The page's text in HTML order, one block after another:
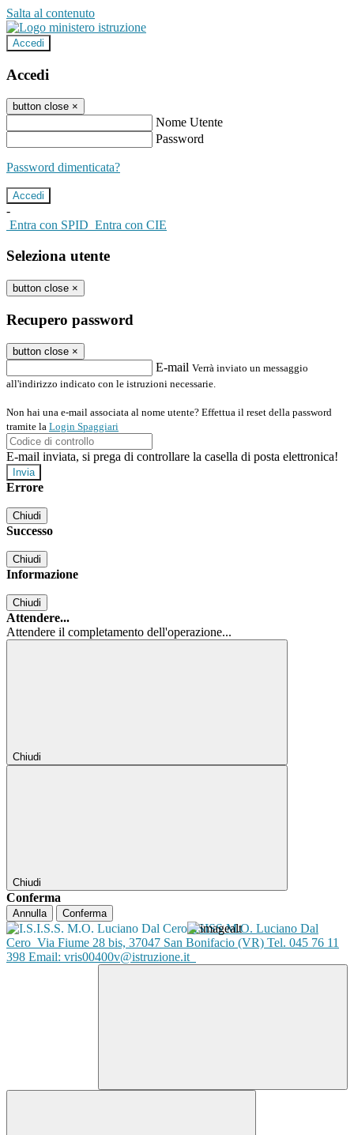
Salta al contenuto
Accedi
Accedi
button close ×
Nome Utente
Password
Password dimenticata?
-
Entra con SPID Entra con CIE
Seleziona utente
button close ×
Recupero password
button close ×
E-mail Verrà inviato un messaggio
all'indirizzo indicato con le istruzioni necessarie.
Non hai una e-mail associata al nome utente? Effettua il reset della password
tramite la Login Spaggiari
E-mail inviata, si prega di controllare la casella di posta elettronica!
Errore
Chiudi
Successo
Chiudi
Informazione
Chiudi
Attendere...
Attendere il completamento dell'operazione...
Chiudi
Chiudi
Conferma
Annulla Conferma
ISISS M.O. Luciano Dal
Cero Via Fiume 28 bis, 37047 San Bonifacio (VR) Tel. 045 76 11
398 Email: vris00400v@istruzione.it